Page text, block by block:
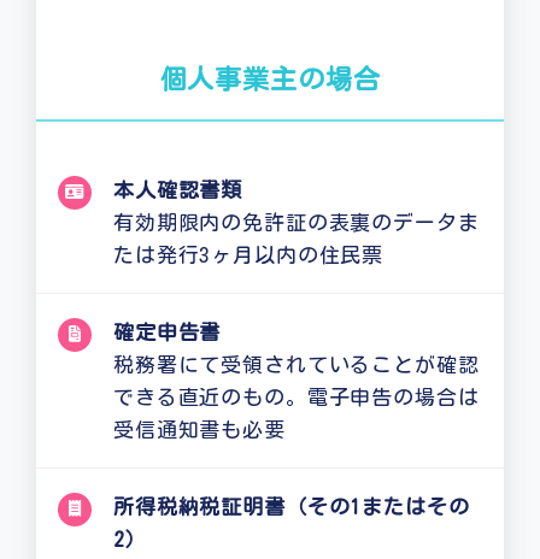
個人事業主の場合
本人確認書類
有効期限内の免許証の表裏のデータま
たは発行3ヶ月以内の住民票
確定申告書
税務署にて受領されていることが確認
できる直近のもの。電子申告の場合は
受信通知書も必要
所得税納税証明書（その1またはその
2）